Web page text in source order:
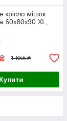
крісло мішок
60х80х90 XL,
₴ 1 655 ₴
Купити